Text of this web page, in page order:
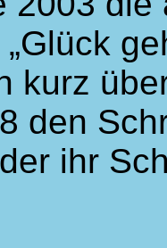
kurz
den
ihr